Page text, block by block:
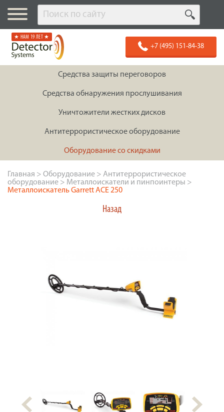
★ НАМ 19 ЛЕТ ★
+7 (495) 151-84-38
Средства защиты переговоров
Средства обнаружения прослушивания
Уничтожители жестких дисков
Антитеррористическое оборудование
Оборудование со скидками
Главная > Оборудование > Антитеррористическое
оборудование > Металлоискатели и пинпоинтеры >
Металлоискатель Garrett ACE 250
Назад